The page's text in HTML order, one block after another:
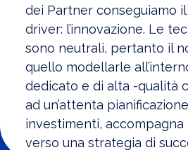
dei Partner conseguiamo
driver: l’innovazione. Le
sono neutrali, pertanto il
quello modellarle
dedicato e di alta -qualità
ad un’attenta
investimenti,
verso una strategia di